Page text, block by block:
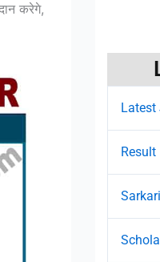
करेगे,
Latest
Result